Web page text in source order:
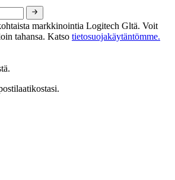
markkinointia Logitech Gltä. Voit
tahansa. Katso tietosuojakäytäntömme.